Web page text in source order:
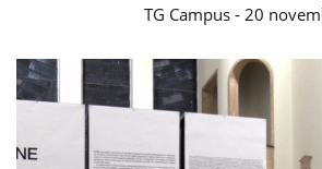
TG Campus - 20